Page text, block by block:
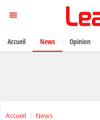
Accueil News
Accueil News Opinion